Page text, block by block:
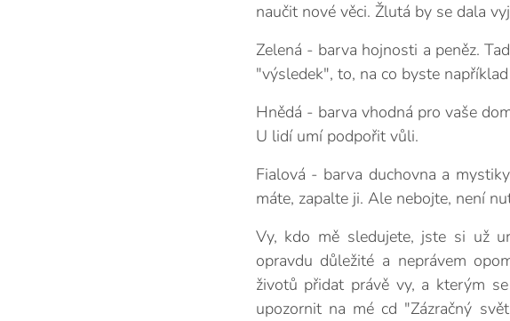
naučit nové věci. Žlutá by se dala
Zelená - barva hojnosti a peněz.
"výsledek", to, na co byste
Hnědá - barva vhodná pro vaše
U lidí umí podpořit vůli.
Fialová - barva duchovna a
máte, zapalte ji. Ale nebojte, není
Vy, kdo mě sledujete, jste si už
opravdu důležité a neprávem
životů přidat právě vy, a kterým
upozornit na mé cd "Zázračný